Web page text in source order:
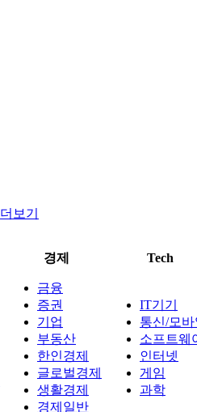
더보기
경제 Tech
금융
증권
기업
부동산
한인경제
글로벌경제
생활경제
경제일반
IT기기
통신/모
소프트웨
인터넷
게임
과학